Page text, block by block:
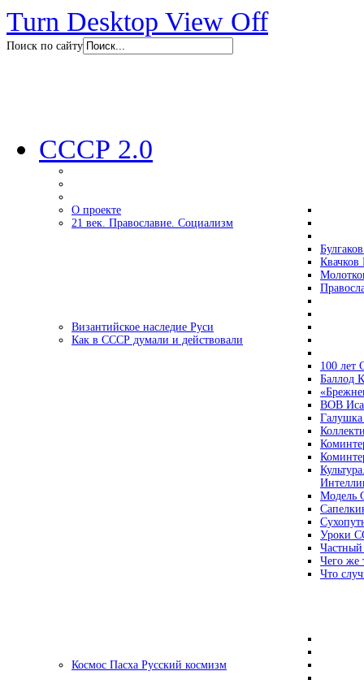
Turn Desktop View Off
Поиск по сайту
СССР 2.0
О проекте
21 век. Православие. Социализм
Византийское наследие Руси
Как в СССР думали и действовали
100 лет
Баллод
ВОВ
Модель
Уроки
Чего же
Что
Космос Пасха Русский космизм